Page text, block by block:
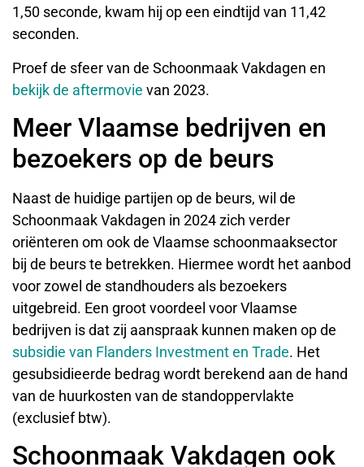
1,50 seconde, kwam hij op een eindtijd van 11,42
seconden.
Proef de sfeer van de Schoonmaak Vakdagen en
bekijk de aftermovie van 2023.
Meer Vlaamse bedrijven en
bezoekers op de beurs
Naast de huidige partijen op de beurs, wil de
Schoonmaak Vakdagen in 2024 zich verder
oriënteren om ook de Vlaamse schoonmaaksector
bij de beurs te betrekken. Hiermee wordt het aanbod
voor zowel de standhouders als bezoekers
uitgebreid. Een groot voordeel voor Vlaamse
bedrijven is dat zij aanspraak kunnen maken op de
subsidie van Flanders Investment en Trade. Het
gesubsidieerde bedrag wordt berekend aan de hand
van de huurkosten van de standoppervlakte
(exclusief btw).
Schoonmaak Vakdagen ook